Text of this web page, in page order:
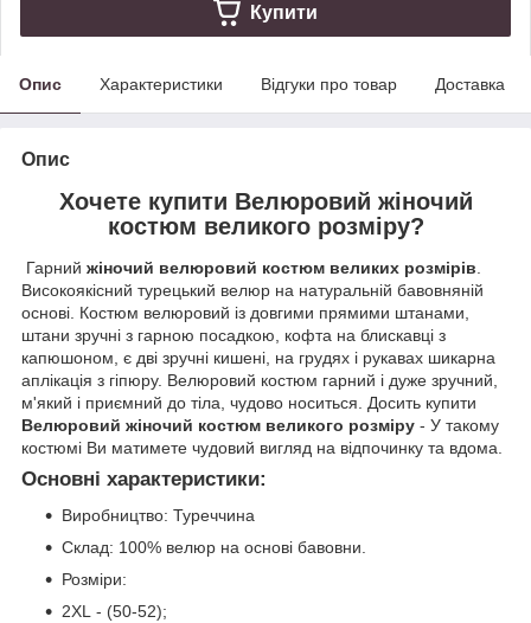
Купити
Опис Характеристики Відгуки про товар Доставка
Опис
Хочете купити Велюровий жіночий
костюм великого розміру?
Гарний жіночий велюровий костюм великих розмірів.
Високоякісний турецький велюр на натуральній бавовняній
основі. Костюм велюровий із довгими прямими штанами,
штани зручні з гарною посадкою, кофта на блискавці з
капюшоном, є дві зручні кишені, на грудях і рукавах шикарна
аплікація з гіпюру. Велюровий костюм гарний і дуже зручний,
м'який і приємний до тіла, чудово носиться. Досить купити
Велюровий жіночий костюм великого розміру - У такому
костюмі Ви матимете чудовий вигляд на відпочинку та вдома.
Основні характеристики:
Виробництво: Туреччина
Склад: 100% велюр на основі бавовни.
Розміри:
2XL - (50-52);